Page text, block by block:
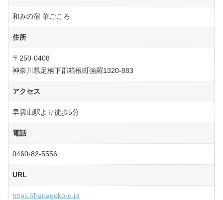
和みの宿 華ごころ
住所
〒250-0408
神奈川県足柄下郡箱根町強羅1320-883
アクセス
早雲山駅より徒歩5分
電話
0460-82-5556
URL
https://hanagokoro.jp